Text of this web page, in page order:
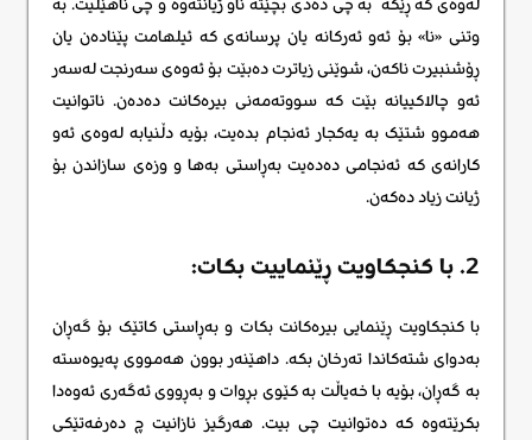
وتنی «نا» بۆ ئەو ئەرکانە یان پرسانەی کە ئیلهامت پێنادەن یان
ڕۆشنبیرت ناکەن، شوێنی زیاترت دەبێت بۆ ئەوەی سەرنجت لەسەر
ئەو چالاکییانە بێت کە سووتەمەنی بیرەکانت دەدەن. ناتوانیت
هەموو شتێک بە یەکجار ئەنجام بدەیت، بۆیە دڵنیابە لەوەی ئەو
کارانەی کە ئەنجامی دەدەیت بەڕاستی بەها و وزەی سازاندن بۆ
ژیانت زیاد دەکەن.
2. با کنجکاویت ڕێنماییت بکات:
با کنجکاویت ڕێنمایی بیرەکانت بکات و بەڕاستی کاتێک بۆ گەڕان
بەدوای شتەکاندا تەرخان بکە. داهێنەر بوون هەمووی پەیوەستە
بە گەڕان، بۆیە با خەیاڵت بە کێوی بڕوات و بەڕووی ئەگەری ئەوەدا
بکرێتەوە کە دەتوانیت چی بیت. هەرگیز نازانیت چ دەرفەتێکی